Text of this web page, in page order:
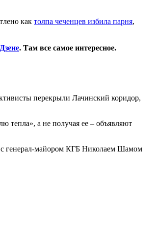
как толпа чеченцев избила парня,
. Там все самое интересное.
перекрыли Лачинский коридор,
тепла», а не получая ее – объявляют
генерал-майором КГБ Николаем Шамом